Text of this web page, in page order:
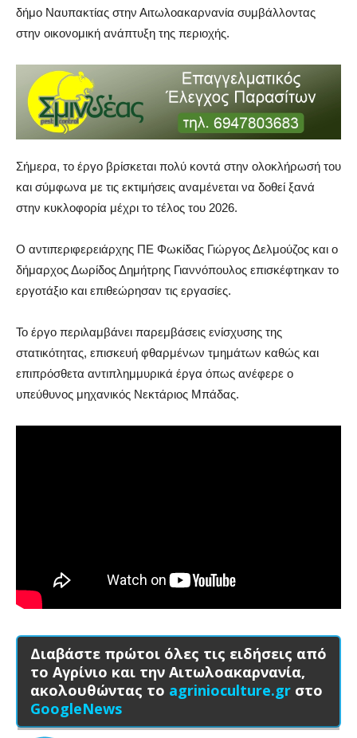
δήμο Ναυπακτίας στην Αιτωλοακαρνανία συμβάλλοντας
στην οικονομική ανάπτυξη της περιοχής.
Σήμερα, το έργο βρίσκεται πολύ κοντά στην ολοκλήρωσή του
και σύμφωνα με τις εκτιμήσεις αναμένεται να δοθεί ξανά
στην κυκλοφορία μέχρι το τέλος του 2026.
Ο αντιπεριφερειάρχης ΠΕ Φωκίδας Γιώργος Δελμούζος και ο
δήμαρχος Δωρίδος Δημήτρης Γιαννόπουλος επισκέφτηκαν το
εργοτάξιο και επιθεώρησαν τις εργασίες.
Το έργο περιλαμβάνει παρεμβάσεις ενίσχυσης της
στατικότητας, επισκευή φθαρμένων τμημάτων καθώς και
επιπρόσθετα αντιπλημμυρικά έργα όπως ανέφερε ο
υπεύθυνος μηχανικός Νεκτάριος Μπάδας.
Διαβάστε πρώτοι όλες τις ειδήσεις από
το Αγρίνιο και την Αιτωλοακαρνανία,
ακολουθώντας το agrinioculture.gr στο
GoogleNews